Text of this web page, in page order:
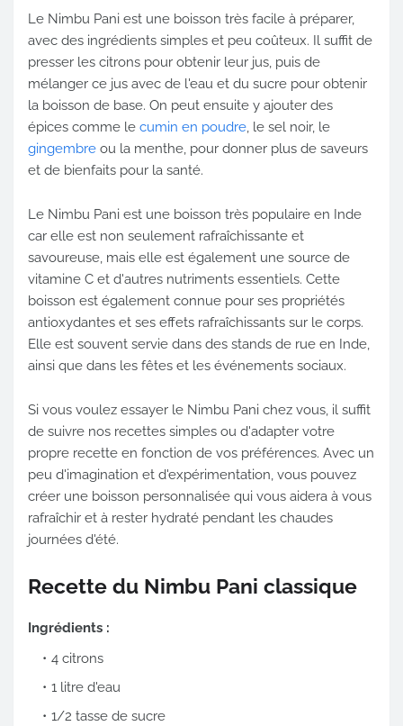
Le Nimbu Pani est une boisson très facile à préparer,
avec des ingrédients simples et peu coûteux. Il suffit de
presser les citrons pour obtenir leur jus, puis de
mélanger ce jus avec de l'eau et du sucre pour obtenir
la boisson de base. On peut ensuite y ajouter des
épices comme le cumin en poudre, le sel noir, le
gingembre ou la menthe, pour donner plus de saveurs
et de bienfaits pour la santé.
Le Nimbu Pani est une boisson très populaire en Inde
car elle est non seulement rafraîchissante et
savoureuse, mais elle est également une source de
vitamine C et d'autres nutriments essentiels. Cette
boisson est également connue pour ses propriétés
antioxydantes et ses effets rafraîchissants sur le corps.
Elle est souvent servie dans des stands de rue en Inde,
ainsi que dans les fêtes et les événements sociaux.
Si vous voulez essayer le Nimbu Pani chez vous, il suffit
de suivre nos recettes simples ou d'adapter votre
propre recette en fonction de vos préférences. Avec un
peu d'imagination et d'expérimentation, vous pouvez
créer une boisson personnalisée qui vous aidera à vous
rafraîchir et à rester hydraté pendant les chaudes
journées d'été.
Recette du Nimbu Pani classique
Ingrédients :
4 citrons
1 litre d'eau
1/2 tasse de sucre